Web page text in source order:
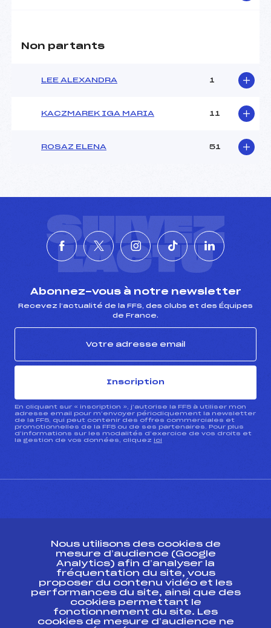
Non partants
LEE ALEXANDRA 1
KACZMAREK IGA MARIA 11
ROSAZ ELENA 51
SUIVEZ
L'ACTU
Abonnez-vous à notre newsletter
Recevez l’actualité de la FFS, des clubs et des Équipes
de France.
Inscription
En cliquant sur « inscription », j’autorise la FFS à utiliser mon
adresse email pour m’envoyer périodiquement la newsletter
de la FFS, qui peut contenir des offres commerciales et
promotionnelles de la FFS ou de ses partenaires. Pour plus
d’informations sur les modalités d’exercice de vos droits et
la gestion de vos données, cliquez ici
Ressources
Pass’Neige
Projet sportif fédéral
Projet de performance fédéral
Nous utilisons des cookies de
mesure d’audience (Google
Analytics) afin d’analyser la
fréquentation du site, vous
proposer du contenu vidéo et les
performances du site, ainsi que des
cookies permettant le
fonctionnement du site. Les
cookies de mesure d’audience ne